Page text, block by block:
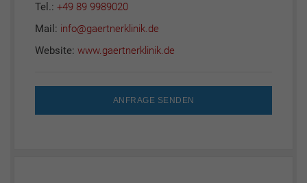
Tel.: +49 89 9989020
Mail: info@gaertnerklinik.de
Website: www.gaertnerklinik.de
ANFRAGE SENDEN